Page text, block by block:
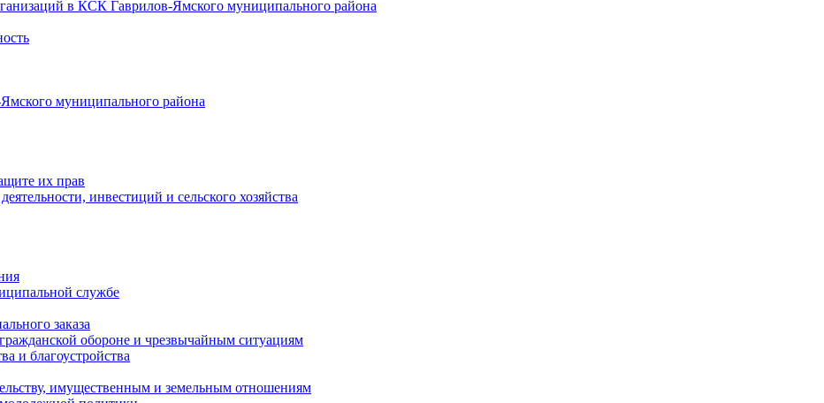
в КСК Гаврилов-Ямского муниципального района
муниципального района
их прав
инвестиций и сельского хозяйства
службе
заказа
обороне и чрезвычайным ситуациям
и благоустройства
имущественным и земельным отношениям